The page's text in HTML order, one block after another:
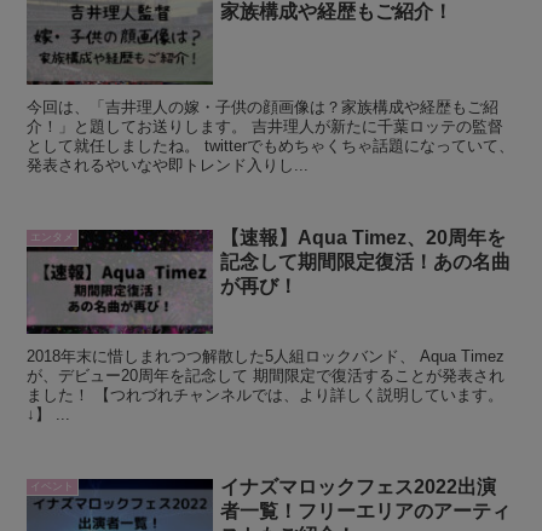
家族構成や経歴もご紹介！
今回は、「吉井理人の嫁・子供の顔画像は？家族構成や経歴もご紹
介！」と題してお送りします。 吉井理人が新たに千葉ロッテの監督
として就任しましたね。 twitterでもめちゃくちゃ話題になっていて、
発表されるやいなや即トレンド入りし...
エンタメ
【速報】Aqua Timez、20周年を
記念して期間限定復活！あの名曲
が再び！
2018年末に惜しまれつつ解散した5人組ロックバンド、 Aqua Timez
が、デビュー20周年を記念して 期間限定で復活することが発表され
ました！ 【つれづれチャンネルでは、より詳しく説明しています。
↓】 ...
イベント
イナズマロックフェス2022出演
者一覧！フリーエリアのアーティ